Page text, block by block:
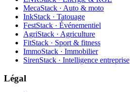
MecaStack · Auto & moto
InkStack · Tatouage
FestStack · Événementiel
AgriStack · Agriculture
FitStack · Sport & fitness
ImmoStack · Immobilier
SirenStack · Intelligence entreprise
Légal